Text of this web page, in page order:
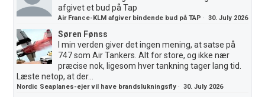
afgivet et bud på Tap
Air France-KLM afgiver bindende bud på TAP ·30. July 2026
Søren Fønss
I min verden giver det ingen mening, at satse på
747 som Air Tankers. Alt for store, og ikke nær
præcise nok, ligesom hver tankning tager lang tid.
Læste netop, at der...
Nordic Seaplanes-ejer vil have brandslukningsfly ·30. July 2026